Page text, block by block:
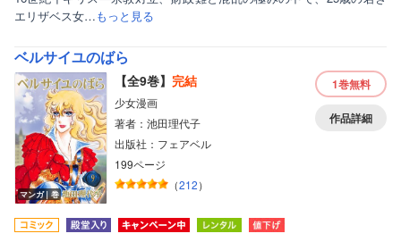
エリザベス女…もっと見る
ベルサイユのばら
マンガ｜巻
【全9巻】 完結
少女漫画
著者：池田理代子
出版社：フェアベル
199ページ
（212）
1巻無料
作品詳細